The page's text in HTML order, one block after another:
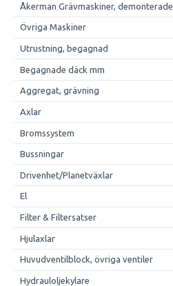
Åkerman Grävmaskiner, demonterade
Övriga Maskiner
Utrustning, begagnad
Begagnade däck mm
Aggregat, grävning
Axlar
Bromssystem
Bussningar
Drivenhet/Planetväxlar
El
Filter & Filtersatser
Hjulaxlar
Huvudventilblock, övriga ventiler
Hydrauloljekylare